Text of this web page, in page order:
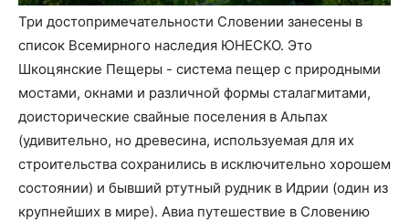
Три достопримечательности Словении занесены в
список Всемирного наследия ЮНЕСКО. Это
Шкоцянские Пещеры - система пещер с природными
мостами, окнами и различной формы сталагмитами,
доисторические свайные поселения в Альпах
(удивительно, но древесина, используемая для их
строительства сохранились в исключительно хорошем
состоянии) и бывший ртутный рудник в Идрии (один из
крупнейших в мире). Авиа путешествие в Словению